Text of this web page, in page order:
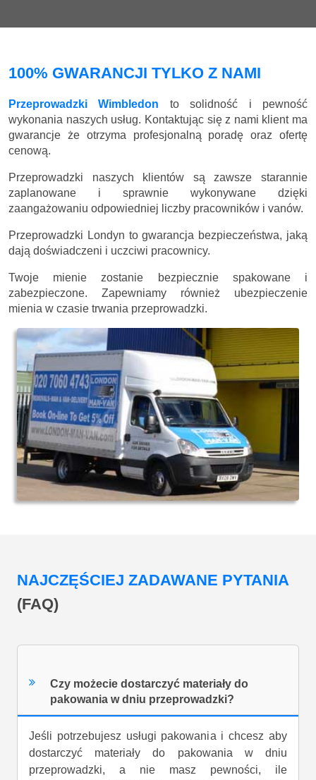
100% GWARANCJI TYLKO Z NAMI
Przeprowadzki Wimbledon to solidność i pewność
wykonania naszych usług. Kontaktując się z nami klient ma
gwarancje że otrzyma profesjonalną poradę oraz ofertę
cenową.
Przeprowadzki naszych klientów są zawsze starannie
zaplanowane i sprawnie wykonywane dzięki
zaangażowaniu odpowiedniej liczby pracowników i vanów.
Przeprowadzki Londyn to gwarancja bezpieczeństwa, jaką
dają doświadczeni i uczciwi pracownicy.
Twoje mienie zostanie bezpiecznie spakowane i
zabezpieczone. Zapewniamy również ubezpieczenie
mienia w czasie trwania przeprowadzki.
NAJCZĘŚCIEJ ZADAWANE PYTANIA
(FAQ)
Czy możecie dostarczyć materiały do
pakowania w dniu przeprowadzki?
Jeśli potrzebujesz usługi pakowania i chcesz aby
dostarczyć materiały do ​​pakowania w dniu
przeprowadzki, a nie masz pewności, ile